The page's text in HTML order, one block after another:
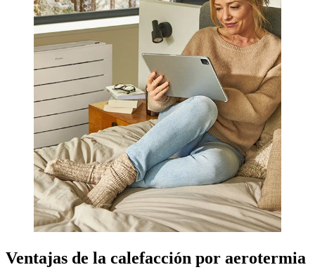
Ventajas de la calefacción por aerotermia